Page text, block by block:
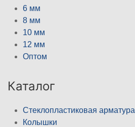
6 мм
8 мм
10 мм
12 мм
Оптом
Каталог
Стеклопластиковая арматура
Колышки